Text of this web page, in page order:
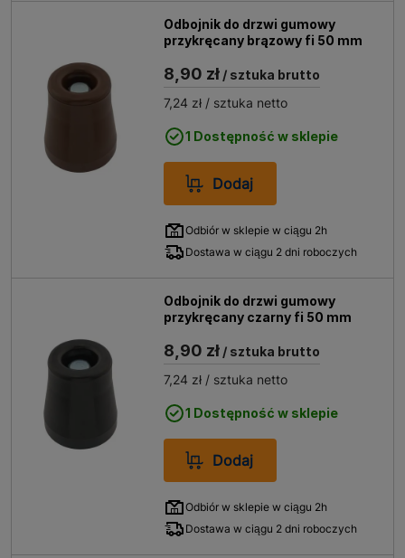
Odbojnik do drzwi gumowy
przykręcany brązowy fi 50 mm
8,90 zł / sztuka brutto
7,24 zł / sztuka netto
1 Dostępność w sklepie
Dodaj
Odbiór w sklepie w ciągu 2h
Dostawa w ciągu 2 dni roboczych
Odbojnik do drzwi gumowy
przykręcany czarny fi 50 mm
8,90 zł / sztuka brutto
7,24 zł / sztuka netto
1 Dostępność w sklepie
Dodaj
Odbiór w sklepie w ciągu 2h
Dostawa w ciągu 2 dni roboczych